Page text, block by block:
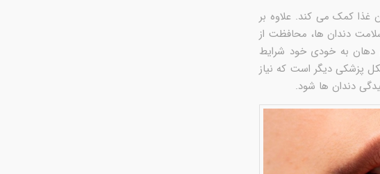
کمک می کند. علاوه بر
دندان ها، محافظت از
دهان به خودی خود شرایط
پزشکی دیگر است که نیاز
دندان ها شود.